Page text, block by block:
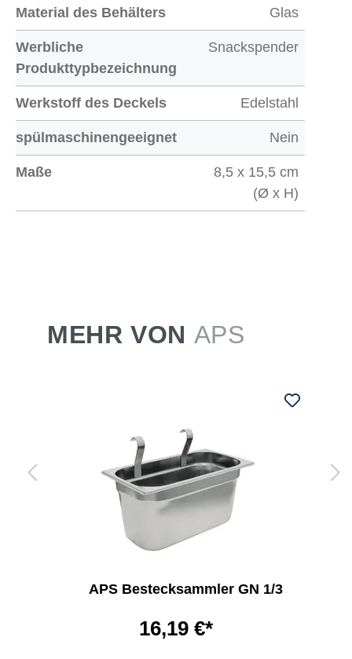
Material des Behälters Glas
Werbliche
Produkttypbezeichnung
Snackspender
Werkstoff des Deckels Edelstahl
spülmaschinengeeignet Nein
Maße
8,5 x 15,5 cm
(Ø x H)
MEHR VON APS
APS Bestecksammler GN 1/3
16,19 €*